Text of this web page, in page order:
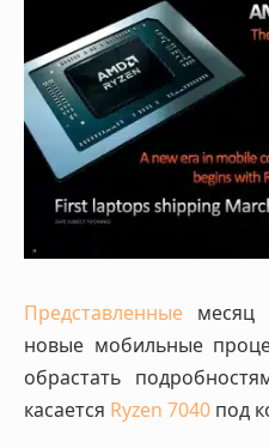
Представленные месяц
новые мобильные
обрастать
касается Ryzen 7040 под